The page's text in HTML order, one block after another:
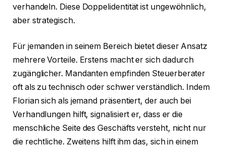
verhandeln. Diese Doppelidentität ist ungewöhnlich,
aber strategisch.
Für jemanden in seinem Bereich bietet dieser Ansatz
mehrere Vorteile. Erstens macht er sich dadurch
zugänglicher. Mandanten empfinden Steuerberater
oft als zu technisch oder schwer verständlich. Indem
Florian sich als jemand präsentiert, der auch bei
Verhandlungen hilft, signalisiert er, dass er die
menschliche Seite des Geschäfts versteht, nicht nur
die rechtliche. Zweitens hilft ihm das, sich in einem